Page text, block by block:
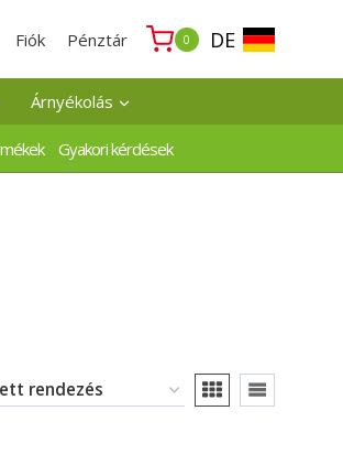
Fiók Pénztár 0 DE
Árnyékolás
Gyakori kérdések